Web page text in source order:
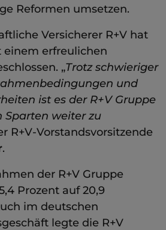
Reformen umsetzen.
Versicherer R+V hat
einem erfreulichen
„Trotz schwieriger
und
ist es der R+V Gruppe
Sparten weiter zu
R+V-Vorstandsvorsitzende
.
der R+V Gruppe
Prozent auf 20,9
im deutschen
legte die R+V